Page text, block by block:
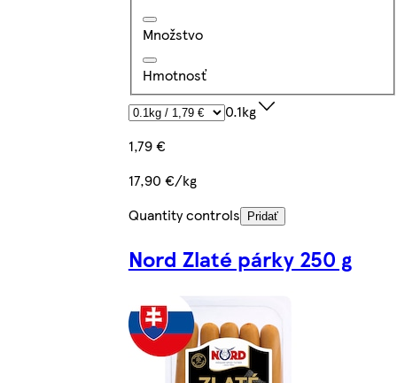
Množstvo
Hmotnosť
0.1kg
1,79 €
17,90 €/kg
Quantity controls
Pridať
Nord Zlaté párky 250 g